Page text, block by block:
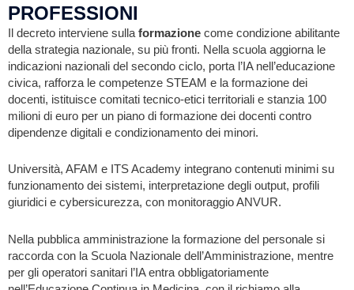
PROFESSIONI
Il decreto interviene sulla formazione come condizione abilitante
della strategia nazionale, su più fronti. Nella scuola aggiorna le
indicazioni nazionali del secondo ciclo, porta l’IA nell’educazione
civica, rafforza le competenze STEAM e la formazione dei
docenti, istituisce comitati tecnico-etici territoriali e stanzia 100
milioni di euro per un piano di formazione dei docenti contro
dipendenze digitali e condizionamento dei minori.
Università, AFAM e ITS Academy integrano contenuti minimi su
funzionamento dei sistemi, interpretazione degli output, profili
giuridici e cybersicurezza, con monitoraggio ANVUR.
Nella pubblica amministrazione la formazione del personale si
raccorda con la Scuola Nazionale dell’Amministrazione, mentre
per gli operatori sanitari l’IA entra obbligatoriamente